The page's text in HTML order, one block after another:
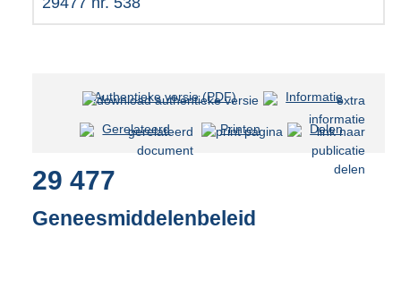
Authentieke versie (PDF)b
s
d
s
Informatie
Gerelateerd Printen Delen
29 477
Geneesmiddelenbeleid